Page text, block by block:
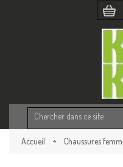
Accueil Chaussures